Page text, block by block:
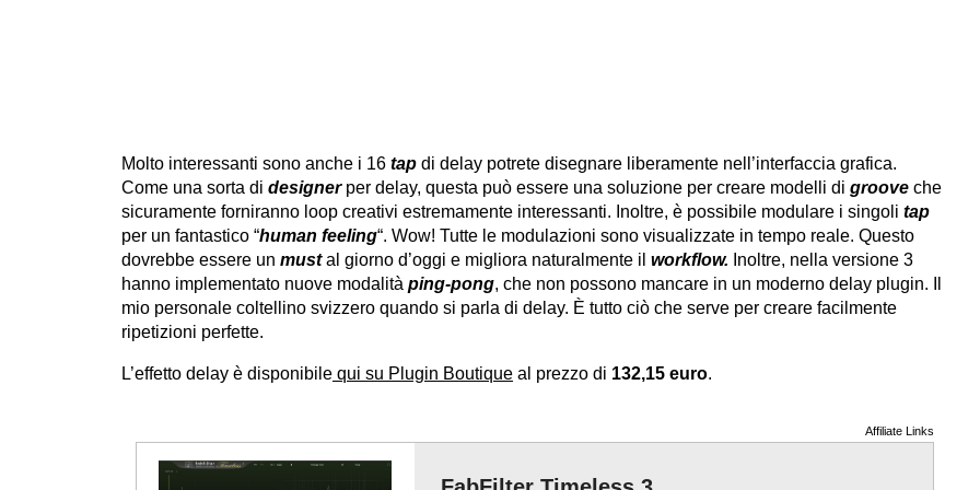
Molto interessanti sono anche i 16 tap di delay potrete disegnare liberamente nell’interfaccia grafica.
Come una sorta di designerper delay, questa può essere una soluzione per creare modelli di groove che
sicuramente forniranno loop creativi estremamente interessanti. Inoltre, è possibile modulare i singoli tap
per un fantastico “human feeling“. Wow! Tutte le modulazioni sono visualizzate in tempo reale. Questo
dovrebbe essere un mustal giorno d’oggi e migliora naturalmente il workflow. Inoltre, nella versione 3
hanno implementato nuove modalità ping-pong, che non possono mancare in un moderno delay plugin. Il
mio personale coltellino svizzero quando si parla di delay. È tutto ciò che serve per creare facilmente
ripetizioni perfette.
L’effetto delay è disponibile qui su Plugin Boutique al prezzo di 132,15 euro.
Affiliate Links